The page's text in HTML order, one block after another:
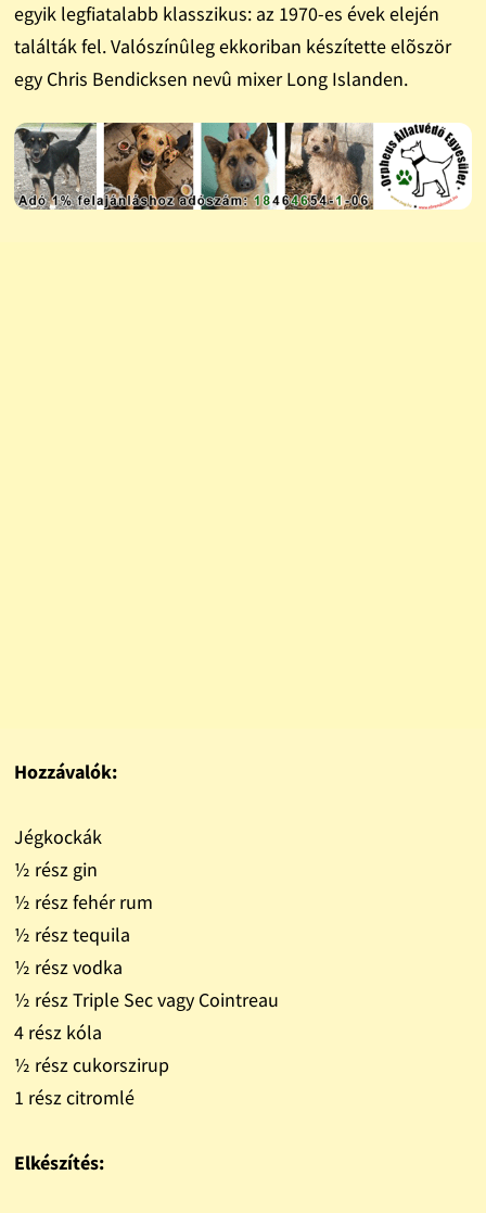
egyik legfiatalabb klasszikus: az 1970-es évek elején
találták fel. Valószínûleg ekkoriban készítette elõször
egy Chris Bendicksen nevû mixer Long Islanden.
Hozzávalók:
Jégkockák
½ rész gin
½ rész fehér rum
½ rész tequila
½ rész vodka
½ rész Triple Sec vagy Cointreau
4 rész kóla
½ rész cukorszirup
1 rész citromlé
Elkészítés: